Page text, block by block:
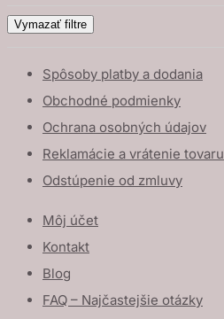
Vymazať filtre
Spôsoby platby a dodania
Obchodné podmienky
Ochrana osobných údajov
Reklamácie a vrátenie tovaru
Odstúpenie od zmluvy
Môj účet
Kontakt
Blog
FAQ – Najčastejšie otázky